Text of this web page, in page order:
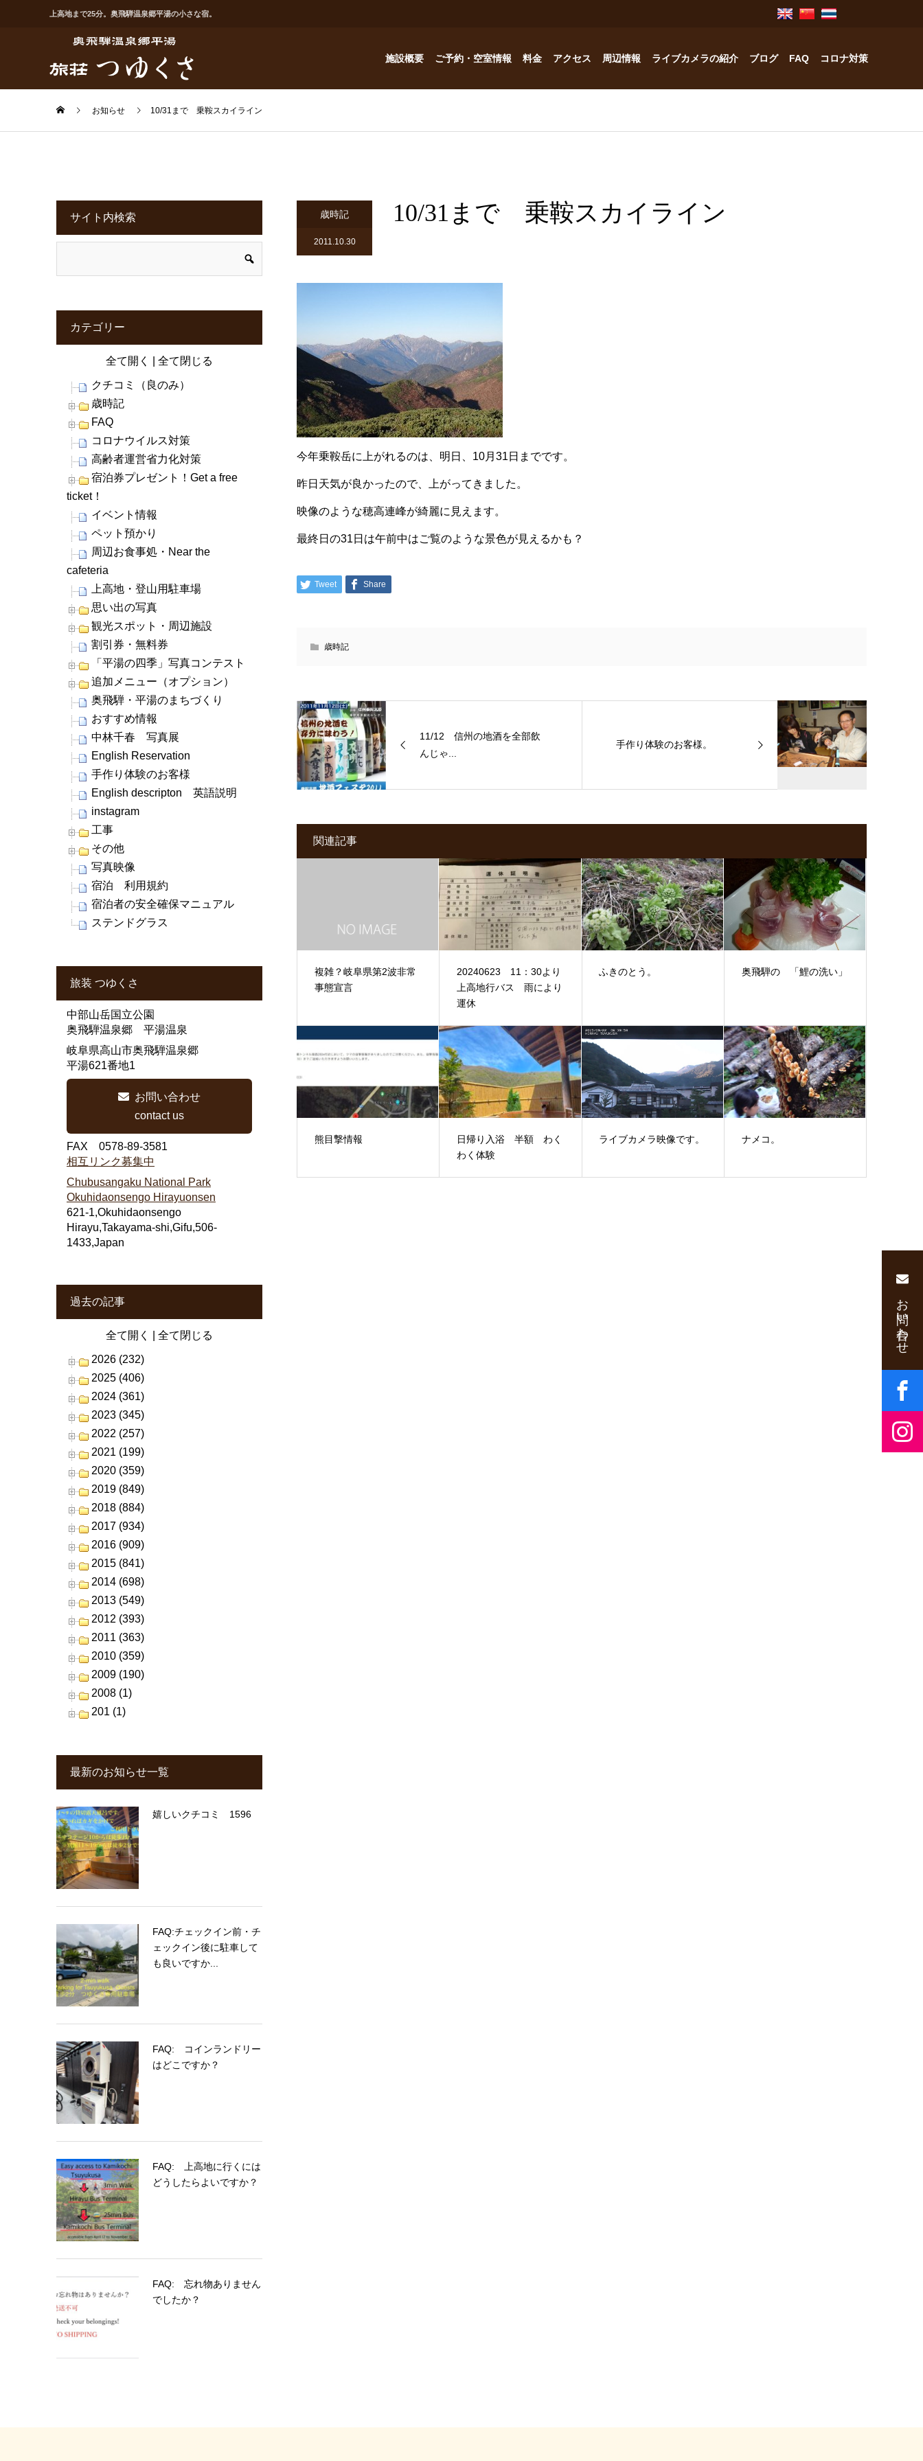
上高地まで25分。奥飛騨温泉郷平湯の小さな宿。
施設概要
ドッグハウス
ご予約・空室情報 料金 アクセス 周辺情報
中林工務店
ライブカメラの紹介 ブログ FAQ コロナ対策
お知らせ 10/31まで 乗鞍スカイライン
歳時記
2011.10.30
10/31まで 乗鞍スカイライン
今年乗鞍岳に上がれるのは、明日、10月31日までです。
昨日天気が良かったので、上がってきました。
映像のような穂高連峰が綺麗に見えます。
最終日の31日は午前中はご覧のような景色が見えるかも？
Tweet Share
歳時記
11/12 信州の地酒を全部飲
んじゃ...
手作り体験のお客様。
関連記事
複雑？岐阜県第2波非常
事態宣言
20240623 11：30より
上高地行バス 雨により
運休
ふきのとう。 奥飛騨の 「鯉の洗い」
熊目撃情報
日帰り入浴 半額 わく
わく体験
ライブカメラ映像です。 ナメコ。
サイト内検索
カテゴリー
全て開く 全て閉じる
クチコミ（良のみ）
歳時記
FAQ
コロナウイルス対策
高齢者運営省力化対策
宿泊券プレゼント！Get a free
ticket！
イベント情報
ペット預かり
周辺お食事処・Near the
cafeteria
上高地・登山用駐車場
思い出の写真
観光スポット・周辺施設
割引券・無料券
「平湯の四季」写真コンテスト
追加メニュー（オプション）
奥飛騨・平湯のまちづくり
おすすめ情報
中林千春 写真展
English Reservation
手作り体験のお客様
English descripton 英語説明
instagram
工事
その他
写真映像
宿泊 利用規約
宿泊者の安全確保マニュアル
ステンドグラス
旅装 つゆくさ
中部山岳国立公園
奥飛騨温泉郷 平湯温泉
岐阜県高山市奥飛騨温泉郷
平湯621番地1
お問い合わせ
contact us
FAX 0578-89-3581
相互リンク募集中
Chubusangaku National Park
Okuhidaonsengo Hirayuonsen
621-1,Okuhidaonsengo
Hirayu,Takayama-shi,Gifu,506-
1433,Japan
過去の記事
全て開く 全て閉じる
2026 (232)
2025 (406)
2024 (361)
2023 (345)
2022 (257)
2021 (199)
2020 (359)
2019 (849)
2018 (884)
2017 (934)
2016 (909)
2015 (841)
2014 (698)
2013 (549)
2012 (393)
2011 (363)
2010 (359)
2009 (190)
2008 (1)
201 (1)
最新のお知らせ一覧
嬉しいクチコミ 1596
FAQ:チェックイン前・チ
ェックイン後に駐車して
も良いですか...
FAQ: コインランドリー
はどこですか？
FAQ: 上高地に行くには
どうしたらよいですか？
FAQ: 忘れ物ありません
でしたか？
お問い合わせ